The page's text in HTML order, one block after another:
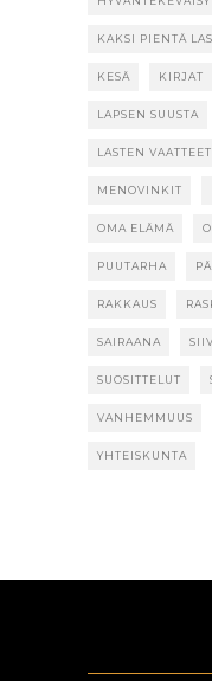
KAKSI PIENTÄ
KESÄ KIRJAT
LAPSEN SUUSTA
LASTEN VAATTEET
MENOVINKIT
OMA ELÄMÄ
PUUTARHA
RAKKAUS
SAIRAANA
SUOSITTELUT
VANHEMMUUS
YHTEISKUNTA